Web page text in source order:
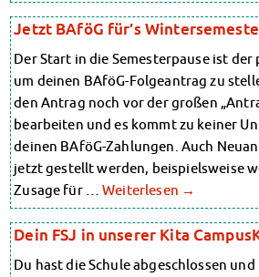
AnsprechpartnerInnen
Impressum
Datenschutzerklärung
Erklärung zur Barrierefreiheit
Jetzt BAföG für’s
Der Start in die Semesterpause ist
um deinen BAföG-Folgeantrag zu
den Antrag noch vor der großen
bearbeiten und es kommt zu keiner
deinen BAföG-Zahlungen. Auch
jetzt gestellt werden, beispielsweise
Zusage für …Weiterlesen →
Dein FSJ in unserer Kita
Du hast die Schule abgeschlossen